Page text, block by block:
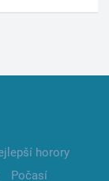
horory
Počasí